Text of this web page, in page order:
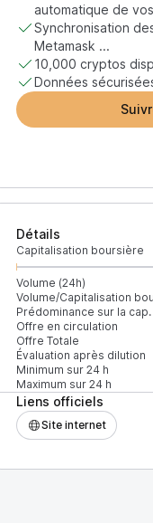
automatique de
Synchronisation
Metamask ...
10,000 cryptos
Données
Détails
Capitalisation boursière
Volume (24h)
Volume/Capitalisation
Prédominance sur la
Offre en circulation
Offre Totale
Évaluation après dilution
Minimum sur 24 h
Maximum sur 24 h
Liens officiels
Site internet
% du volume
100 %